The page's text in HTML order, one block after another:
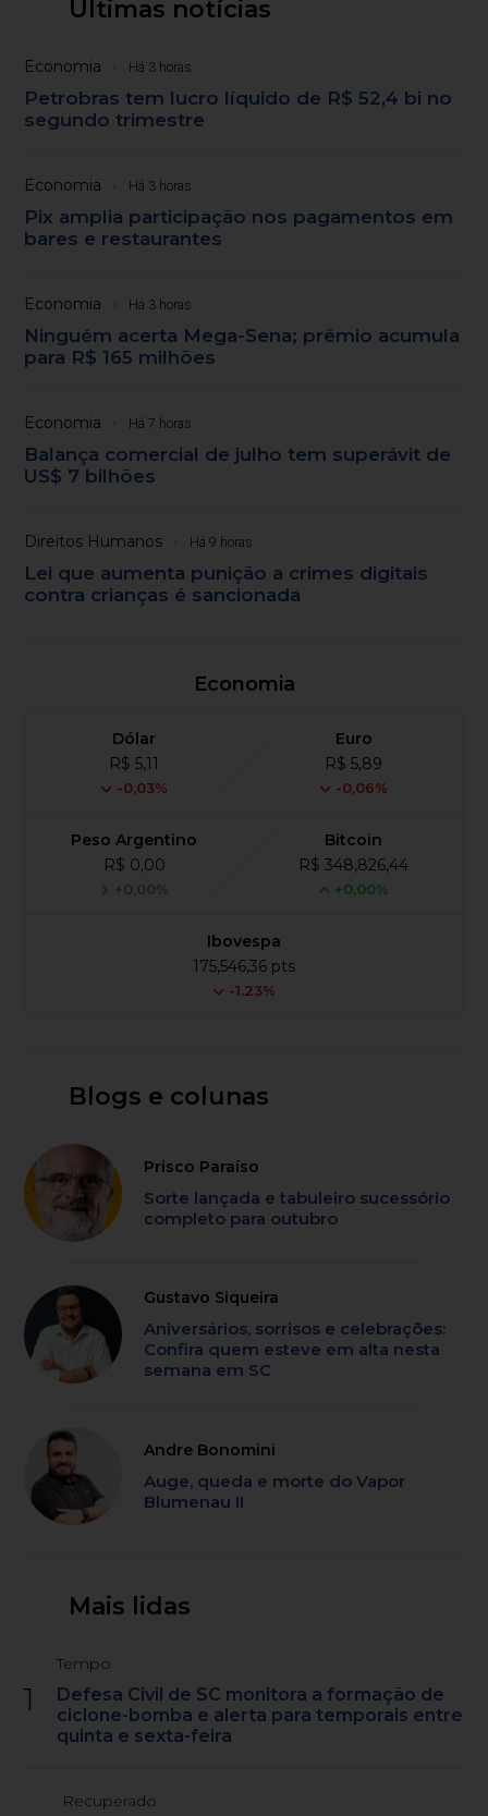
Últimas notícias
Economia Há 3 horas
Petrobras tem lucro líquido de R$ 52,4 bi no
segundo trimestre
Economia Há 3 horas
Pix amplia participação nos pagamentos em
bares e restaurantes
Economia Há 3 horas
Ninguém acerta Mega-Sena; prêmio acumula
para R$ 165 milhões
Economia Há 7 horas
Balança comercial de julho tem superávit de
US$ 7 bilhões
Direitos Humanos Há 9 horas
Lei que aumenta punição a crimes digitais
contra crianças é sancionada
Economia
Dólar
R$ 5,11
-0,03%
Euro
R$ 5,89
-0,06%
Peso Argentino
R$ 0,00
+0,00%
Bitcoin
R$ 348,826,44
+0,00%
Ibovespa
175,546,36 pts
-1.23%
Blogs e colunas
Prisco Paraíso
Sorte lançada e tabuleiro sucessório
completo para outubro
Gustavo Siqueira
Aniversários, sorrisos e celebrações:
Confira quem esteve em alta nesta
semana em SC
Andre Bonomini
Auge, queda e morte do Vapor
Blumenau II
Mais lidas
1
Tempo
Defesa Civil de SC monitora a formação de
ciclone-bomba e alerta para temporais entre
quinta e sexta-feira
Recuperado